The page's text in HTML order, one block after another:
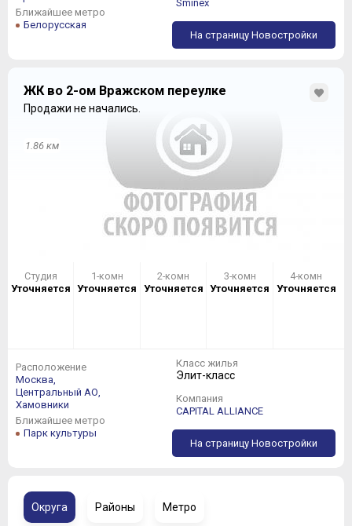
Ближайшее метро
Белорусская
Sminex
На страницу Новостройки
ЖК во 2-ом Вражском переулке
Продажи не начались.
1.86 км
Студия
Уточняется
1-комн
Уточняется
2-комн
Уточняется
3-комн
Уточняется
4-комн
Уточняется
Расположение
Москва,
Центральный АО,
Хамовники
Ближайшее метро
Парк культуры
Класс жилья
Элит-класс
Компания
CAPITAL ALLIANCE
На страницу Новостройки
Округа Районы Метро